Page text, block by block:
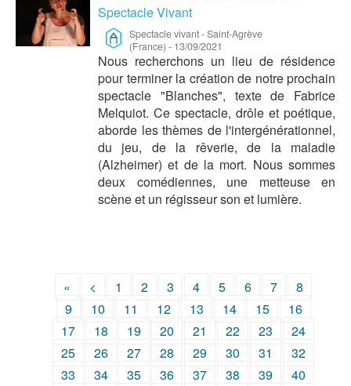
Spectacle Vivant
Spectacle vivant-Saint-Agrève
(France) - 13/09/2021
Nous recherchons un lieu de résidence
pour terminer la création de notre prochain
spectacle "Blanches", texte de Fabrice
Melquiot. Ce spectacle, drôle et poétique,
aborde les thèmes de l'intergénérationnel,
du jeu, de la rêverie, de la maladie
(Alzheimer) et de la mort. Nous sommes
deux comédiennes, une metteuse en
scène et un régisseur son et lumière.
« < 1 2 3 4 5 6 7
8
9
10 11 12 13 14 15
16
17
18 19 20 21 22 23
24
25
26 27 28 29 30 31
32
33
34 35 36 37 38 39
40